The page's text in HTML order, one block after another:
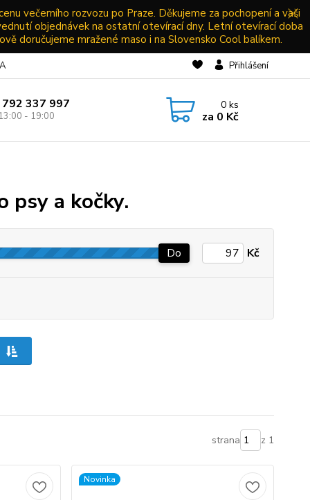
večerního rozvozu po Praze. Děkujeme za pochopení a vaši
objednávek na ostatní otevírací dny. Letní otevírací doba
doručujeme mražené maso i na Slovensko Cool balíkem.
Přihlášení
337 997
- 19:00
0ks
za 0 Kč
psy a kočky.
Do Kč
strana z 1
Novinka